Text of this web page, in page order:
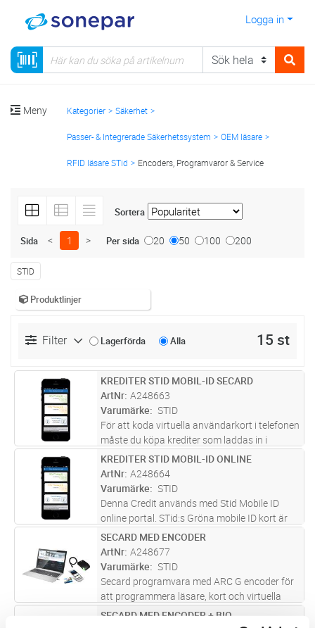
Logga in
Meny Kategorier Säkerhet
Passer- & Integrerade Säkerhetssystem OEM läsare
RFID läsare STid Encoders, Programvaror & Service
Sortera
Sida < 1 > Per sida 20 50 100 200
STID
Produktlinjer
Filter Lagerförda Alla 15 st
ST Lägg i kundvagn
KREDITER STID MOBIL-ID SECARD
ArtNr A248663
Varumärke
STID
För att koda virtuella användarkort i telefonen
måste du köpa krediter som laddas in i
kodaren. Denna Credit används med SECARD
SOFTWARE och encoder ARG G. STid:s Gröna
mobile ID kort är alltid helt
ST Lägg i kundvagn
KREDITER STID MOBIL-ID ONLINE
ArtNr A248664
Varumärke
STID
Denna Credit används med Stid Mobile ID
online portal. STid:s Gröna mobile ID kort är
alltid helt gratis att använda mot samtliga
STid´s Multiläsare. STid:s Gula och Blå mobile
ID kort kostar kredite
ST Lägg i kundvagn
SECARD MED ENCODER
ArtNr A248677
Varumärke
STID
Secard programvara med ARC G encoder för
att programmera läsare, kort och virtuella
mobila ID till telefoner.
ST Lägg i kundvagn
SECARD MED ENCODER + BIO